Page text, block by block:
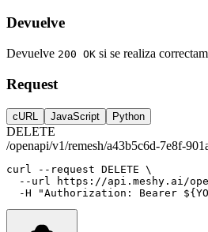
Devuelve
Devuelve 200 OK si se realiza
Request
cURL JavaScript Python
DELETE
/openapi/v1/remesh/a43b5c6d-7e8f-
curl --request DELETE \
--url
https://api.meshy.ai/
-H
"Authorization: Bearer